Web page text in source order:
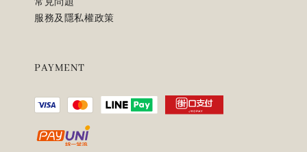
服務及隱私權政策
PAYMENT